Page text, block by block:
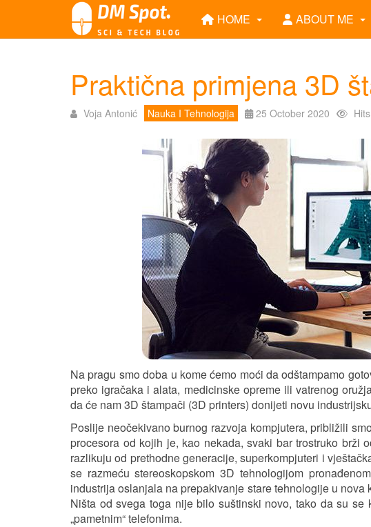
HOME ABOUT ME
Praktična primjena 3D
Voja Antonić Nauka I Tehnologija 25 October 2020
Na pragu smo doba u kome ćemo moći da odštampamo
preko igračaka i alata, medicinske opreme ili vatrenog
da će nam 3D štampači (3D printers) donijeti novu
Poslije neočekivano burnog razvoja kompjutera, približili
procesora od kojih je, kao nekada, svaki bar trostruko brži
razlikuju od prethodne generacije, superkompjuteri i
se razmeću stereoskopskom 3D tehnologijom
industrija oslanjala na prepakivanje stare tehnologije u
Ništa od svega toga nije bilo suštinski novo, tako da su
„pametnim“ telefonima.